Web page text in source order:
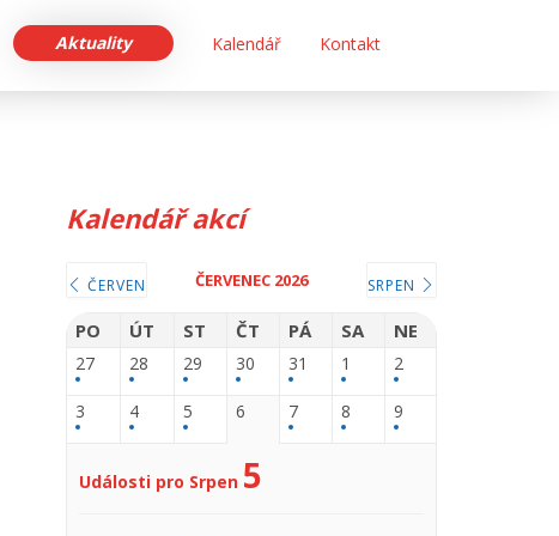
Aktuality Kalendář Kontakt
Kalendář akcí
ČERVEN ČERVENEC 2026 SRPEN
PO ÚT ST ČT PÁ SA NE
27 28 29 30 31 1 2
3 4 5 6 7 8 9
Události pro Srpen 5